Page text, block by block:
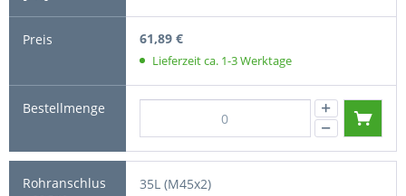
61,89 €
Lieferzeit ca. 1-3 Werktage
35L (M45x2)